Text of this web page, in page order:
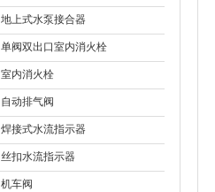
地上式水泵接合器
单阀双出口室内消火栓
室内消火栓
自动排气阀
焊接式水流指示器
丝扣水流指示器
机车阀